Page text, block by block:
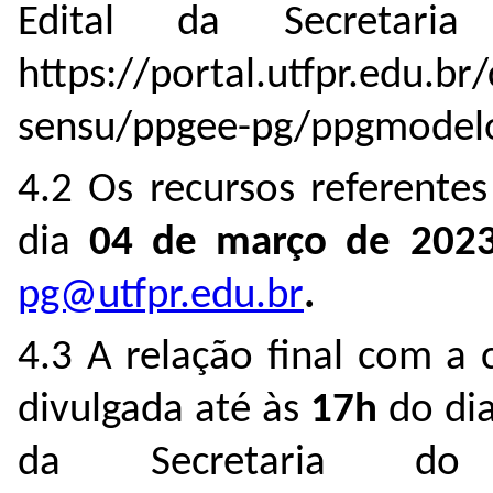
Edital da
https://
sensu/ppgee-pg/
4.2 Os recursos
dia04 de março de
pg@utfpr.edu.br.
4.3 A relação final com a
divulgada até às 17h do
da Secretaria